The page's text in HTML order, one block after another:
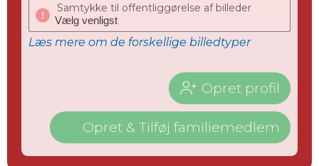
Samtykke til offentliggørelse af billeder
Læs mere om de forskellige billedtyper
Opret profil
Opret & Tilføj familiemedlem